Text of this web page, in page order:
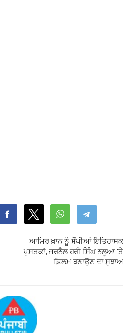
ਆਮਿਰ ਖ਼ਾਨ ਨੂੰ ਸੌਂਪੀਆਂ ਇਤਿਹਾਸਕ
ਪੁਸਤਕਾਂ, ਜਰਨੈਲ ਹਰੀ ਸਿੰਘ ਨਲੂਆ 'ਤੇ
ਫ਼ਿਲਮ ਬਣਾਉਣ ਦਾ ਸੁਝਾਅ